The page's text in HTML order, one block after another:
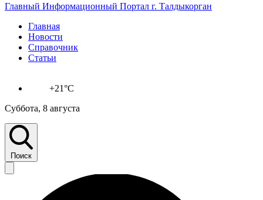
Главный Информационный Портал г. Талдыкорган
Главная
Новости
Справочник
Статьи
+21°C
Суббота, 8 августа
Поиск